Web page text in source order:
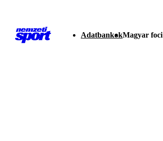
AdatbankokMagyar foci